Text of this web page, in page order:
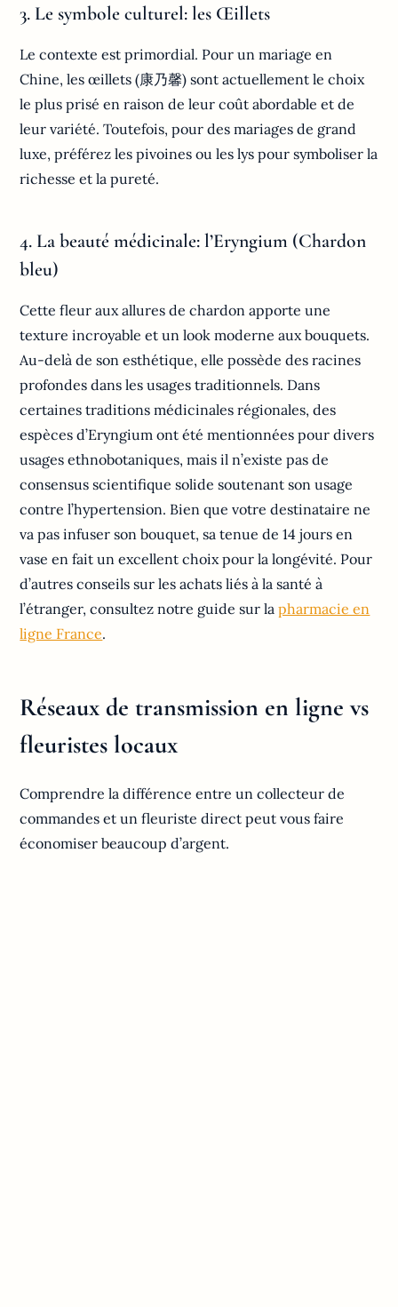
3. Le symbole culturel: les Œillets
Le contexte est primordial. Pour un mariage en
Chine, les œillets (康乃馨) sont actuellement le choix
le plus prisé en raison de leur coût abordable et de
leur variété. Toutefois, pour des mariages de grand
luxe, préférez les pivoines ou les lys pour symboliser la
richesse et la pureté.
4. La beauté médicinale: l’Eryngium (Chardon
bleu)
Cette fleur aux allures de chardon apporte une
texture incroyable et un look moderne aux bouquets.
Au-delà de son esthétique, elle possède des racines
profondes dans les usages traditionnels. Dans
certaines traditions médicinales régionales, des
espèces d’Eryngium ont été mentionnées pour divers
usages ethnobotaniques, mais il n’existe pas de
consensus scientifique solide soutenant son usage
contre l’hypertension. Bien que votre destinataire ne
va pas infuser son bouquet, sa tenue de 14 jours en
vase en fait un excellent choix pour la longévité. Pour
d’autres conseils sur les achats liés à la santé à
l’étranger, consultez notre guide sur lapharmacie en
ligne France.
Réseaux de transmission en ligne vs
fleuristes locaux
Comprendre la différence entre un collecteur de
commandes et un fleuriste direct peut vous faire
économiser beaucoup d’argent.